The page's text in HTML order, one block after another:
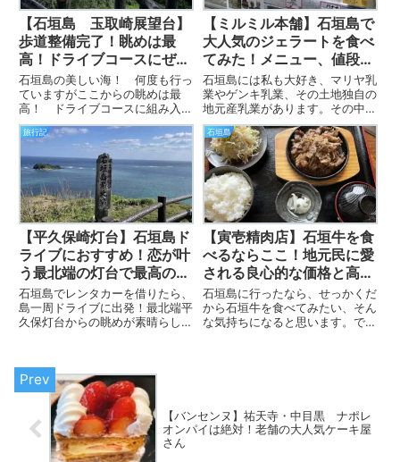
【石垣島 玉取崎展望台】
歩道整備完了！眺めは最
高！ドライブコースにぜ
ひ！絶対寄りたい観光スポ
ット
石垣島の美しい海！ 何度も行っ
ていますがここからの眺めは最
高！ ドライブコースに組み入れ
て、すぐそばの新垣食堂でラン
チ！ が定番のいんげんです。
実際にどれほど綺麗なのか、写真
をアップするので、行く前の参考
になさってくださいね。最近綺麗
に整...
【ミルミル本舗】石垣島で
大人気のジェラートを食べ
てみた！メニュー、値段付
き
石垣島には私も大好き、マリヤ乳
業やゲンキ乳業、その土地独自の
地元産乳業があります。その中
で、 今回はぜひ！ ミルミル本
舗のジェラートを絶対食べて帰っ
てきてほしい！ と思い、筆を取
りました。 この記事で分かるこ
と 店舗 実は2店舗あります。
本...
旅行記
【平久保崎灯台】石垣島ド
ライブにおすすめ！恋が叶
う最北端の灯台で最高の景
色と思い出を！
石垣島でレンタカーを借りたら、
島一周ドライブに出発！最北端平
久保灯台からの眺めが素晴らしか
台があるんですよ。（正確には恋
する灯台） というわけで、行き
方や詳細をアップしますね。観
光、...
石垣島
【寅壱精肉店】石垣牛を食
べるならここ！地元民に愛
される良心的な価格と高品
質！
石垣島に行ったなら、せっかくだ
から石垣牛を食べてみたい、そん
な気持ちになると思います。です
【バンセンヌ】祐天寺・中目黒 ナポレ
オンパイは絶対！老舗の大人気ケーキ屋
さん